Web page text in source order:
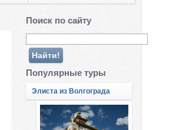
Поиск по сайту
Популярные туры
Элиста из Волгограда